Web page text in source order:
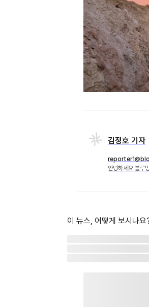
김정호 기자
안녕하세요 블루
이 뉴스, 어떻게 보시나요